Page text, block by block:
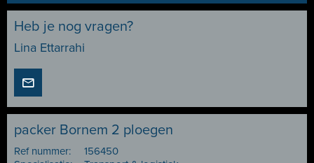
Heb je nog vragen?
Lina Ettarrahi
packer Bornem 2 ploegen
Ref nummer:
156450